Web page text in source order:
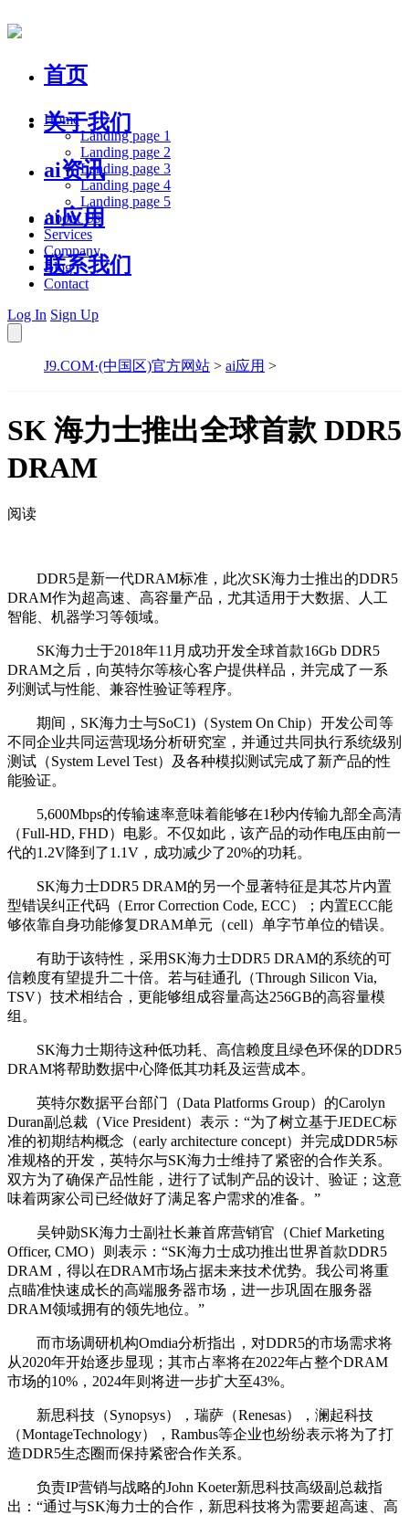
首页
关于我们
ai资讯
ai应用
联系我们
Home
Landing page 1
Landing page 2
Landing page 3
Landing page 4
Landing page 5
About Us
Services
Company
Blog
Contact
Log In Sign Up
J9.COM·(中国区)官方网站 > ai应用 >
SK 海力士推出全球首款 DDR5
DRAM
阅读
DDR5是新一代DRAM标准，此次SK海力士推出的DDR5
DRAM作为超高速、高容量产品，尤其适用于大数据、人工
智能、机器学习等领域。
SK海力士于2018年11月成功开发全球首款16Gb DDR5
DRAM之后，向英特尔等核心客户提供样品，并完成了一系
列测试与性能、兼容性验证等程序。
期间，SK海力士与SoC1)（System On Chip）开发公司等
不同企业共同运营现场分析研究室，并通过共同执行系统级别
测试（System Level Test）及各种模拟测试完成了新产品的性
能验证。
5,600Mbps的传输速率意味着能够在1秒内传输九部全高清
（Full-HD, FHD）电影。不仅如此，该产品的动作电压由前一
代的1.2V降到了1.1V，成功减少了20%的功耗。
SK海力士DDR5 DRAM的另一个显著特征是其芯片内置
型错误纠正代码（Error Correction Code, ECC）；内置ECC能
够依靠自身功能修复DRAM单元（cell）单字节单位的错误。
有助于该特性，采用SK海力士DDR5 DRAM的系统的可
信赖度有望提升二十倍。若与硅通孔（Through Silicon Via,
TSV）技术相结合，更能够组成容量高达256GB的高容量模
组。
SK海力士期待这种低功耗、高信赖度且绿色环保的DDR5
DRAM将帮助数据中心降低其功耗及运营成本。
英特尔数据平台部门（Data Platforms Group）的Carolyn
Duran副总裁（Vice President）表示：“为了树立基于JEDEC标
准的初期结构概念（early architecture concept）并完成DDR5标
准规格的开发，英特尔与SK海力士维持了紧密的合作关系。
双方为了确保产品性能，进行了试制产品的设计、验证；这意
味着两家公司已经做好了满足客户需求的准备。”
吴钟勋SK海力士副社长兼首席营销官（Chief Marketing
Officer, CMO）则表示：“SK海力士成功推出世界首款DDR5
DRAM，得以在DRAM市场占据未来技术优势。我公司将重
点瞄准快速成长的高端服务器市场，进一步巩固在服务器
DRAM领域拥有的领先地位。”
而市场调研机构Omdia分析指出，对DDR5的市场需求将
从2020年开始逐步显现；其市占率将在2022年占整个DRAM
市场的10%，2024年则将进一步扩大至43%。
新思科技（Synopsys），瑞萨（Renesas），澜起科技
（MontageTechnology），Rambus等企业也纷纷表示将为了打
造DDR5生态圈而保持紧密合作关系。
负责IP营销与战略的John Koeter新思科技高级副总裁指
出：“通过与SK海力士的合作，新思科技将为需要超高速、高